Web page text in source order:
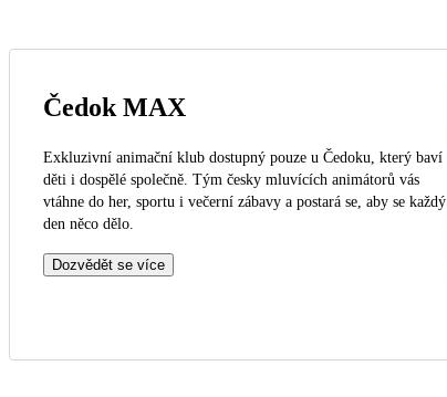
Čedok MAX
Exkluzivní animační klub dostupný pouze u Čedoku, který baví
děti i dospělé společně. Tým česky mluvících animátorů vás
vtáhne do her, sportu i večerní zábavy a postará se, aby se každý
den něco dělo.
Dozvědět se více